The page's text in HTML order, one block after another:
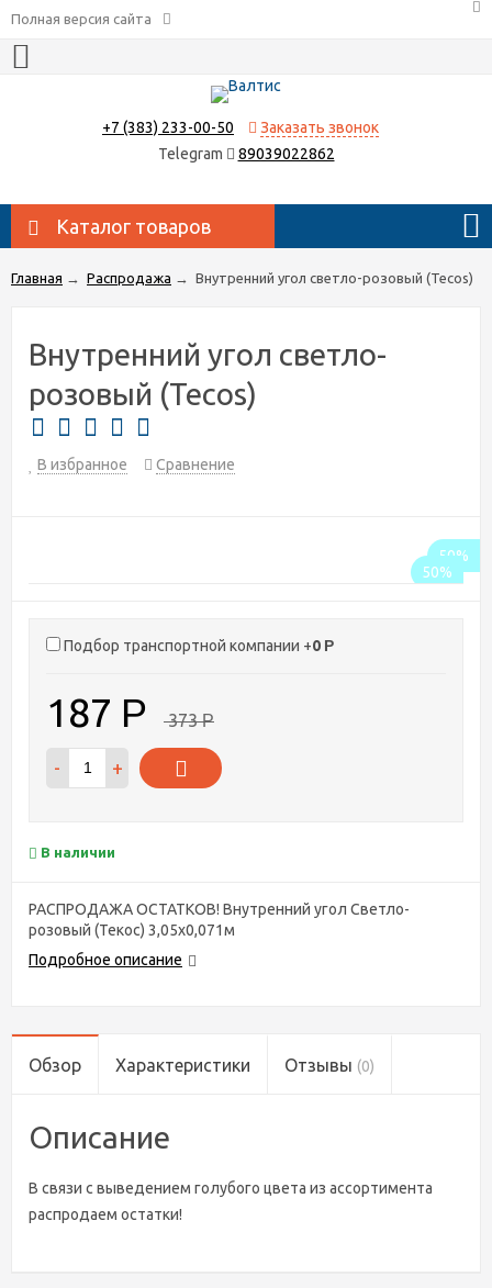
Полная версия сайта
+7 (383) 233-00-50
Заказать звонок
Telegram
89039022862
Каталог товаров
Главная → Распродажа → Внутренний угол светло-розовый (Tecos)
Внутренний угол светло-
розовый (Tecos)
В избранное Сравнение
50%
50%
Подбор транспортной компании +0 Р
187 Р 373Р
- +
В наличии
РАСПРОДАЖА ОСТАТКОВ! Внутренний угол Светло-
розовый (Текос) 3,05х0,071м
Подробное описание
Обзор Характеристики Отзывы (0)
Описание
В связи с выведением голубого цвета из ассортимента
распродаем остатки!